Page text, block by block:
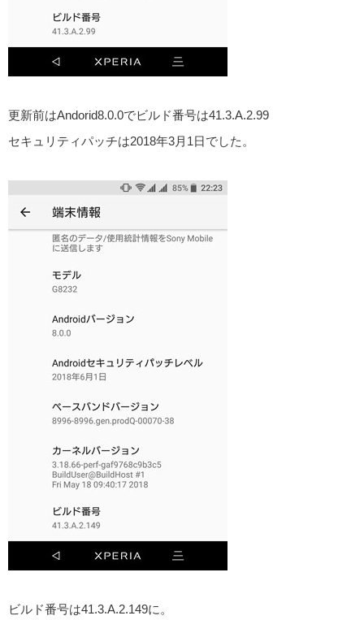
更新前はAndorid8.0.0でビルド番号は41.3.A.2.99
セキュリティパッチは2018年3月1日でした。
ビルド番号は41.3.A.2.149に。